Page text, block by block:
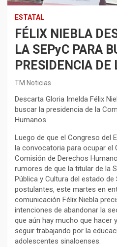
ESTATAL
FÉLIX NIEBLA
LA SEPyC PARA
PRESIDENCIA DE
TM Noticias
Descarta Gloria Imelda Félix
buscar la presidencia de la
Humanos.
Luego de que el Congreso del
la convocatoria para ocupar el
Comisión de Derechos
rumores de que la titular de la
Pública y Cultura del estado de
postulantes, este martes en
comunicación Félix Niebla
intenciones de abandonar la
que aún hay mucho que hacer
seguir trabajando por la
adolescentes sinaloenses.